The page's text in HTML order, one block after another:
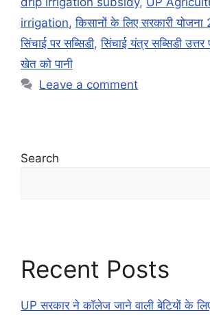
irrigation,किसानों के लिए सरकारी
सिंचाई पर सब्सिडी,सिंचाई यंत्र सब्सिडी
खेत को पानी
Leave a comment
Search
Recent Posts
UP सरकार ने कॉलेज जाने वाली बेटियों के